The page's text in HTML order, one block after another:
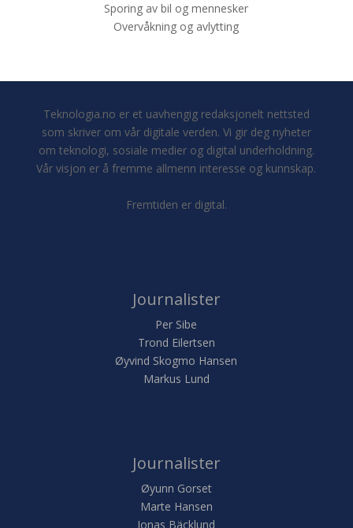
Sporing av bil og mennesker
Overvåkning og avlytting
Teknologia.no er et uavhengig redaksjonelt nettsted
som skriver om vår digitale verden. Vi gir deg nyheter
om teknologi, sosiale medier og digital underholdning.
Vår visjon er å fremme allmenn interesse og kunnskap.
Fremtiden er digital.
Journalister
Per Sibe
Trond Eilertsen
Øyvind Skogmo Hansen
Markus Lund
Journalister
Øyunn Gorset
Marte Hansen
Jonas Bäcklund